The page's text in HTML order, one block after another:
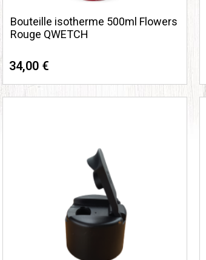
Bouteille isotherme 500ml Flowers
Rouge QWETCH
34,00 €